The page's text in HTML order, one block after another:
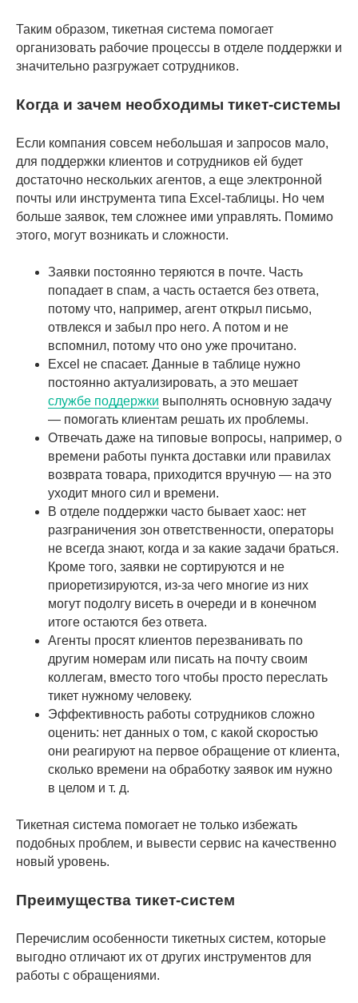
Таким образом, тикетная система помогает
организовать рабочие процессы в отделе поддержки и
значительно разгружает сотрудников.
Когда и зачем необходимы тикет-системы
Если компания совсем небольшая и запросов мало,
для поддержки клиентов и сотрудников ей будет
достаточно нескольких агентов, а еще электронной
почты или инструмента типа Excel-таблицы. Но чем
больше заявок, тем сложнее ими управлять. Помимо
этого, могут возникать и сложности.
Заявки постоянно теряются в почте. Часть
попадает в спам, а часть остается без ответа,
потому что, например, агент открыл письмо,
отвлекся и забыл про него. А потом и не
вспомнил, потому что оно уже прочитано.
Excel не спасает. Данные в таблице нужно
постоянно актуализировать, а это мешает
службе поддержки выполнять основную задачу
— помогать клиентам решать их проблемы.
Отвечать даже на типовые вопросы, например, о
времени работы пункта доставки или правилах
возврата товара, приходится вручную — на это
уходит много сил и времени.
В отделе поддержки часто бывает хаос: нет
разграничения зон ответственности, операторы
не всегда знают, когда и за какие задачи браться.
Кроме того, заявки не сортируются и не
приоретизируются, из-за чего многие из них
могут подолгу висеть в очереди и в конечном
итоге остаются без ответа.
Агенты просят клиентов перезванивать по
другим номерам или писать на почту своим
коллегам, вместо того чтобы просто переслать
тикет нужному человеку.
Эффективность работы сотрудников сложно
оценить: нет данных о том, с какой скоростью
они реагируют на первое обращение от клиента,
сколько времени на обработку заявок им нужно
в целом и т. д.
Тикетная система помогает не только избежать
подобных проблем, и вывести сервис на качественно
новый уровень.
Преимущества тикет-систем
Перечислим особенности тикетных систем, которые
выгодно отличают их от других инструментов для
работы с обращениями.